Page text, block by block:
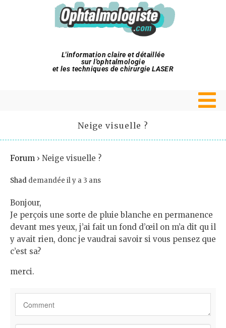
L'information claire et détaillée
sur l'ophtalmologie
et les techniques de chirurgie LASER
Neige visuelle ?
Forum › Neige visuelle ?
Shad demandée il y a 3 ans
Bonjour,
Je perçois une sorte de pluie blanche en permanence
devant mes yeux, j’ai fait un fond d’œil on m’a dit qu il
y avait rien, donc je vaudrai savoir si vous pensez que
c’est sa?
merci.